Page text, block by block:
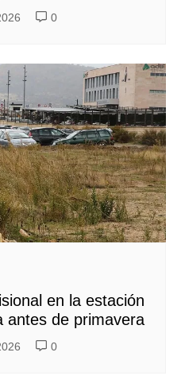
0
en la estación
antes de primavera
0